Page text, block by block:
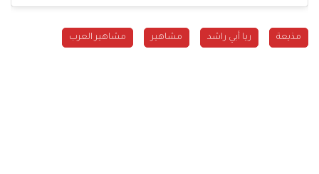
مذيعة ريا أبي راشد مشاهير مشاهير العرب